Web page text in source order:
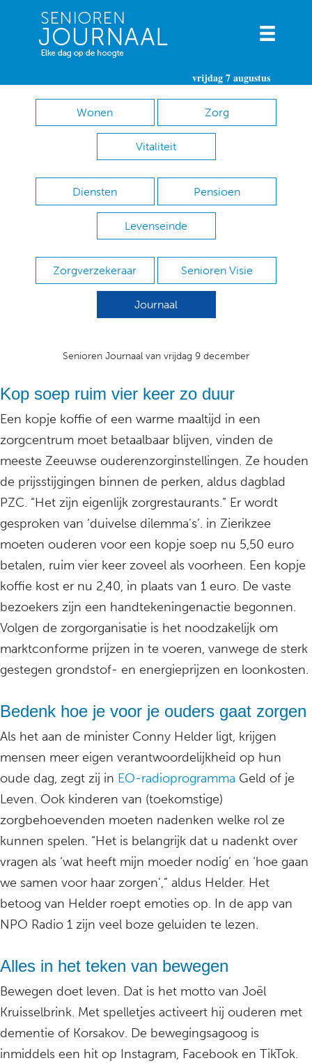
vrijdag 7 augustus
Wonen Zorg
Vitaliteit
Diensten Pensioen
Levenseinde
Zorgverzekeraar Senioren Visie
Journaal
Senioren Journaal van vrijdag 9 december
Kop soep ruim vier keer zo duur
Een kopje koffie of een warme maaltijd in een
zorgcentrum moet betaalbaar blijven, vinden de
meeste Zeeuwse ouderenzorginstellingen. Ze houden
de prijsstijgingen binnen de perken, aldus dagblad
PZC. “Het zijn eigenlijk zorgrestaurants.” Er wordt
gesproken van ‘duivelse dilemma’s’. in Zierikzee
moeten ouderen voor een kopje soep nu 5,50 euro
betalen, ruim vier keer zoveel als voorheen. Een kopje
koffie kost er nu 2,40, in plaats van 1 euro. De vaste
bezoekers zijn een handtekeningenactie begonnen.
Volgen de zorgorganisatie is het noodzakelijk om
marktconforme prijzen in te voeren, vanwege de sterk
gestegen grondstof- en energieprijzen en loonkosten.
Bedenk hoe je voor je ouders gaat zorgen
Als het aan de minister Conny Helder ligt, krijgen
mensen meer eigen verantwoordelijkheid op hun
oude dag, zegt zij in EO-radioprogramma Geld of je
Leven. Ook kinderen van (toekomstige)
zorgbehoevenden moeten nadenken welke rol ze
kunnen spelen. “Het is belangrijk dat u nadenkt over
vragen als ‘wat heeft mijn moeder nodig’ en ‘hoe gaan
we samen voor haar zorgen’,” aldus Helder. Het
betoog van Helder roept emoties op. In de app van
NPO Radio 1 zijn veel boze geluiden te lezen.
Alles in het teken van bewegen
Bewegen doet leven. Dat is het motto van Joël
Kruisselbrink. Met spelletjes activeert hij ouderen met
dementie of Korsakov. De bewegingsagoog is
inmiddels een hit op Instagram, Facebook en TikTok.